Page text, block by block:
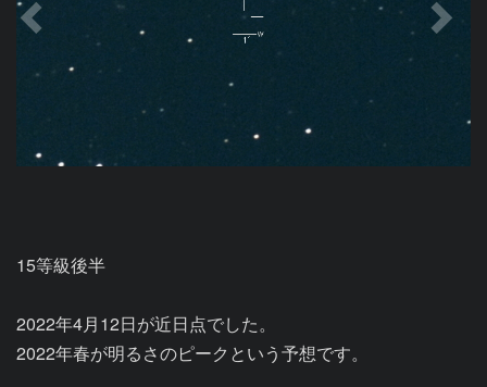
15等級後半
2022年4月12日が近日点でした。
2022年春が明るさのピークという予想です。